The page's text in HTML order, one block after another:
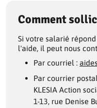
Comment
Si votre salarié
l'aide, il peut nous
Par courriel :
Par courrier
KLESIA Action
1-13, rue Denise